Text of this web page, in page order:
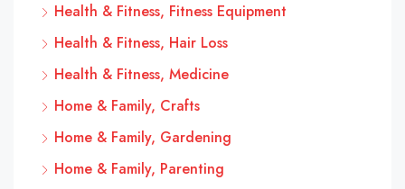
Health & Fitness, Fitness Equipment
Health & Fitness, Hair Loss
Health & Fitness, Medicine
Home & Family, Crafts
Home & Family, Gardening
Home & Family, Parenting